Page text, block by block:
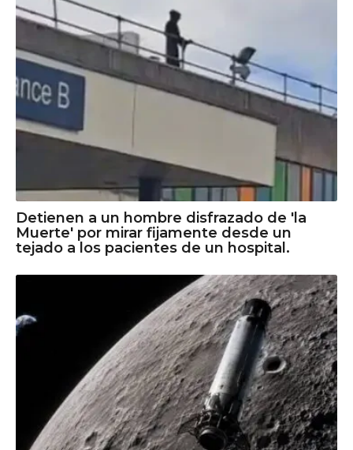
Detienen a un hombre disfrazado de 'la
Muerte' por mirar fijamente desde un
tejado a los pacientes de un hospital.